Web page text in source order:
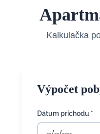
Kalkulačka
Výpočet
Dátum príchodu *